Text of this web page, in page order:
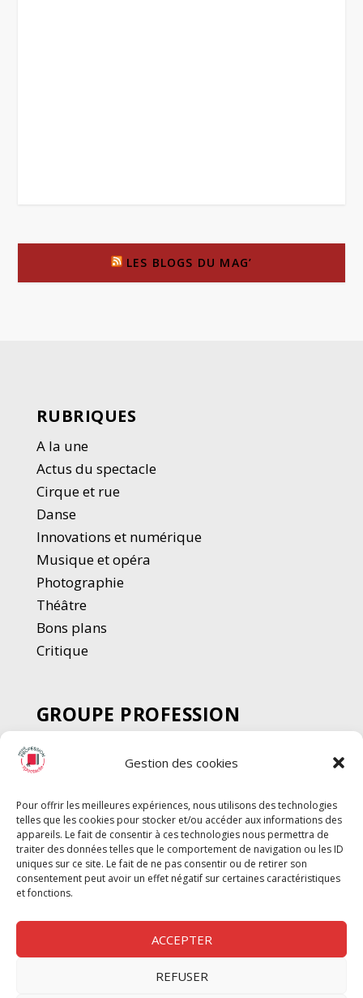
Gestion des cookies
Pour offrir les meilleures expériences, nous utilisons des technologies
telles que les cookies pour stocker et/ou accéder aux informations des
appareils. Le fait de consentir à ces technologies nous permettra de
traiter des données telles que le comportement de navigation ou les ID
uniques sur ce site. Le fait de ne pas consentir ou de retirer son
consentement peut avoir un effet négatif sur certaines caractéristiques
et fonctions.
ACCEPTER
REFUSER
LES BLOGS DU MAG’
RUBRIQUES
A la une
Actus du spectacle
Cirque et rue
Danse
Innovations et numérique
Musique et opéra
Photographie
Théâtre
Bons plans
Critique
GROUPE PROFESSION
SPECTACLE
Chèque Intermittents
Chèque Compta
Chèque Emploi Spectacle
G-Pods
Profession Audio-visuel